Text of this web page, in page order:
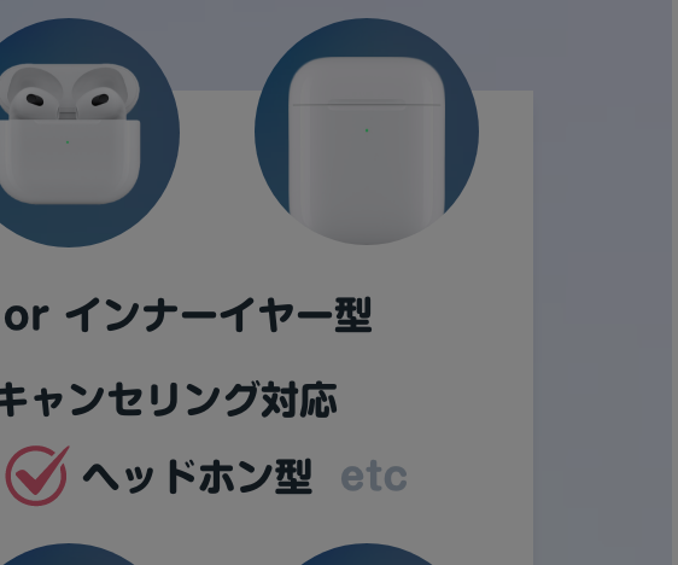
DVD-マルチ DVD-ROM DVD±RW
その他
Core i3 その他